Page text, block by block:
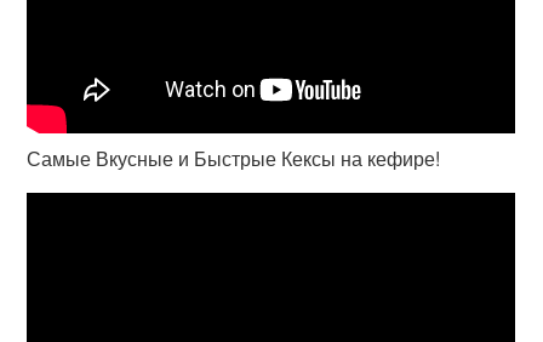
Самые Вкусные и Быстрые Кексы на кефире!